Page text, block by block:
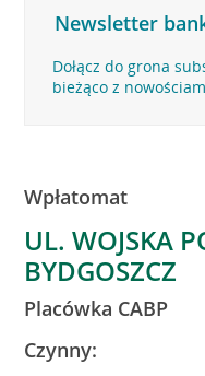
Newsletter
Dołącz do grona
bieżąco z
Wpłatomat
UL. WOJSKA
BYDGOSZCZ
Placówka CABP
Czynny: